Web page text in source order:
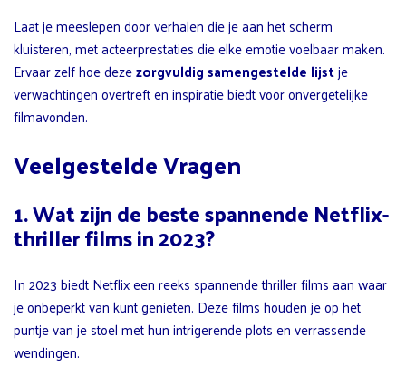
Laat je meeslepen door verhalen die je aan het scherm
kluisteren, met acteerprestaties die elke emotie voelbaar maken.
Ervaar zelf hoe dezezorgvuldig samengestelde lijstje
verwachtingen overtreft en inspiratie biedt voor onvergetelijke
filmavonden.
Veelgestelde Vragen
1. Wat zijn de beste spannende Netflix-
thriller films in 2023?
In 2023 biedt Netflix een reeks spannende thriller films aan waar
je onbeperkt van kunt genieten. Deze films houden je op het
puntje van je stoel met hun intrigerende plots en verrassende
wendingen.